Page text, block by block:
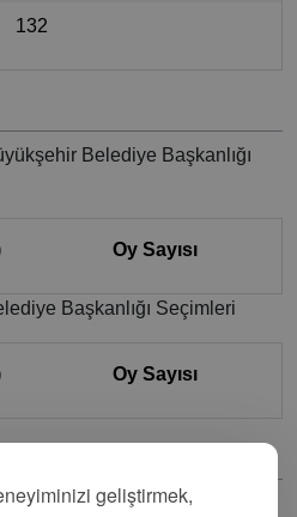
geliştirmek,
132
Belediye Başkanlığı
Oy Sayısı
Başkanlığı Seçimleri
Oy Sayısı